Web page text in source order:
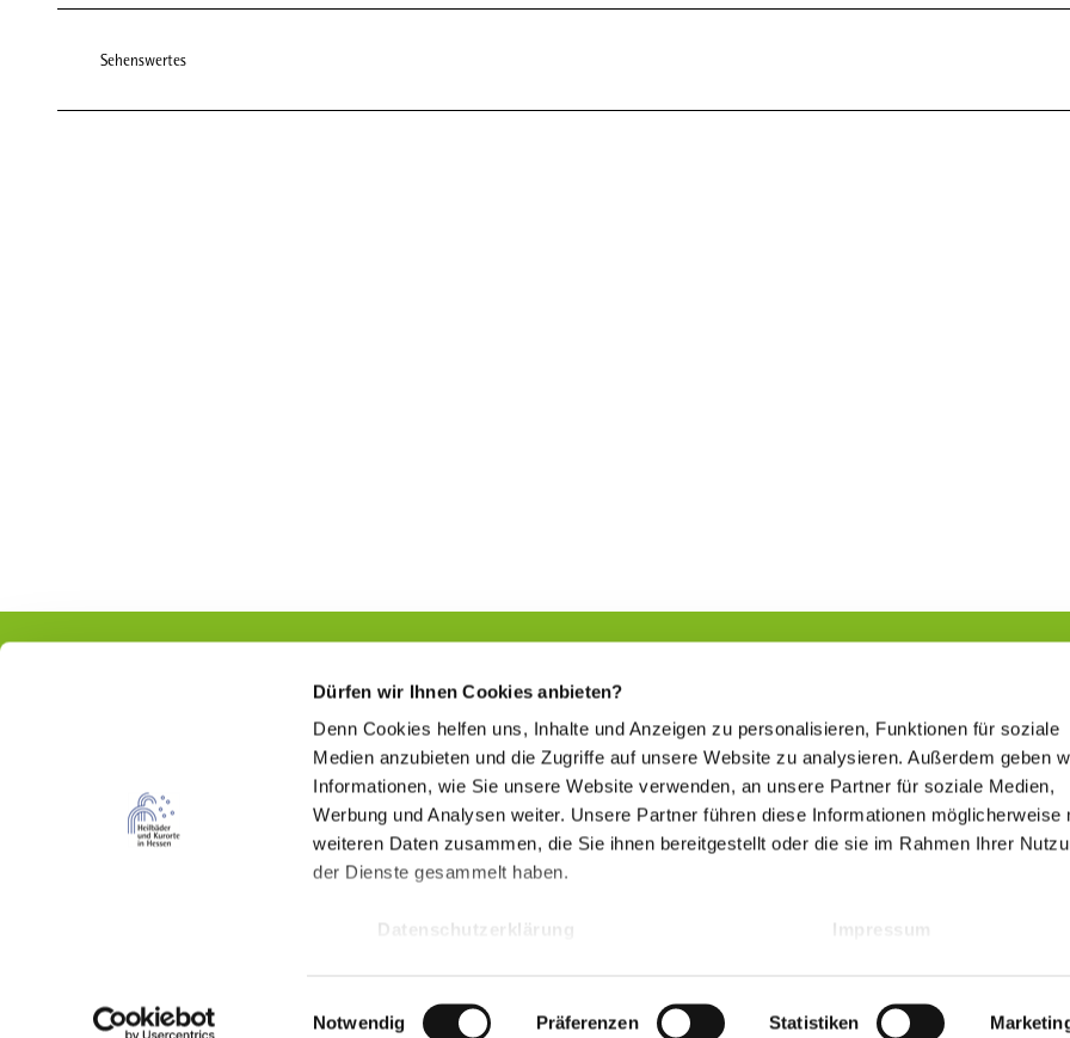
Dürfen wir Ihnen Cookies anbieten?
Denn Cookies helfen uns, Inhalte und Anzeigen zu personalisieren, Funktionen für soziale
Medien anzubieten und die Zugriffe auf unsere Website zu analysieren. Außerdem geben
Informationen, wie Sie unsere Website verwenden, an unsere Partner für soziale Medien,
Werbung und Analysen weiter. Unsere Partner führen diese Informationen möglicherweise
weiteren Daten zusammen, die Sie ihnen bereitgestellt oder die sie im Rahmen Ihrer
der Dienste gesammelt haben.
Datenschutzerklärung Impressum
Notwendig Präferenzen Statistiken
Sehenswertes
Hessischer Heilbäderverband e.V.
Wilhelmstraße 18
I Y
Sich etwas Gutes tun
www.kur-in-hessen.de
Hessischer Heilbäderverband